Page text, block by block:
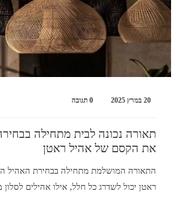
20 במרץ 2025 0 תגובה
תאורה נכונה לבית מתחילה
את הקסם של אהיל ראטן
התאורה המושלמת מתחילה בבחירת האהיל
ראטן יכול לשדרג כל חלל, אילו אהילים לסלון